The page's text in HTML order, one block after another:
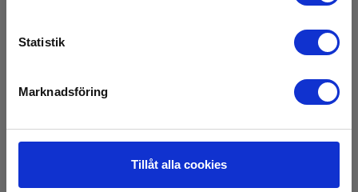
Statistik
Marknadsföring
Tillåt alla cookies